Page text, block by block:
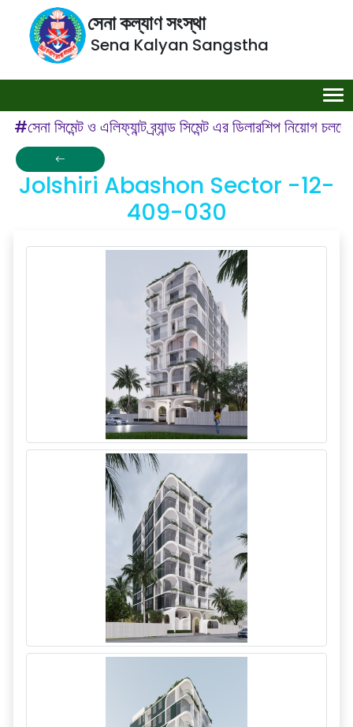
সেনা কল্যাণ সংস্থা
Sena Kalyan Sangstha
সিমেন্ট ও এলিফ্যান্ট ব্র্যান্ড সিমেন্ট এর ডিলারশিপ নিয়োগ
Jolshiri Abashon Sector -12-
409-030